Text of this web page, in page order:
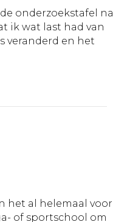
onderzoekstafel na
ik wat last had van
veranderd en het
het al helemaal voor
of sportschool om